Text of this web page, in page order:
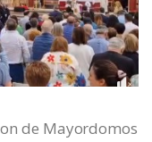
de Mayordomos